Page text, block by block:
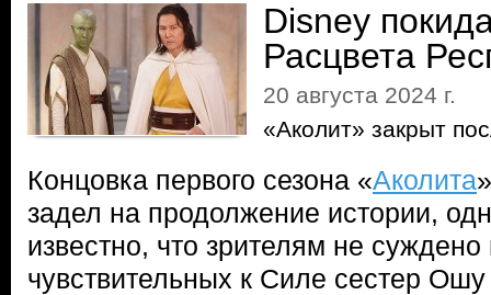
Disney
Расцвета
20 августа 2024 г.
«Аколит» закрыт
Концовка первого сезона «Аколита
задел на продолжение истории,
известно, что зрителям не суждено
чувствительных к Силе сестер